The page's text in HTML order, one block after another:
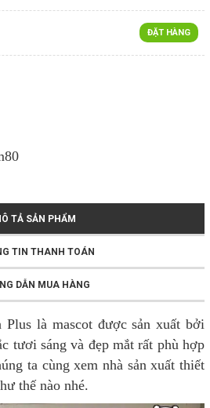
ĐẶT HÀNG
TẢ SẢN PHẨM
TIN THANH TOÁN
DẪN MUA HÀNG
Plus là mascot được sản xuất bởi
tươi sáng và đẹp mắt rất phù hợp
ta cùng xem nhà sản xuất thiết
thế nào nhé.